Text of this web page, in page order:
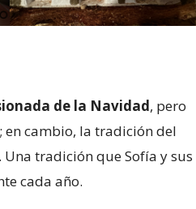
de la Navidad, pero
en cambio, la tradición del
tradición que Sofía y sus
cada año.